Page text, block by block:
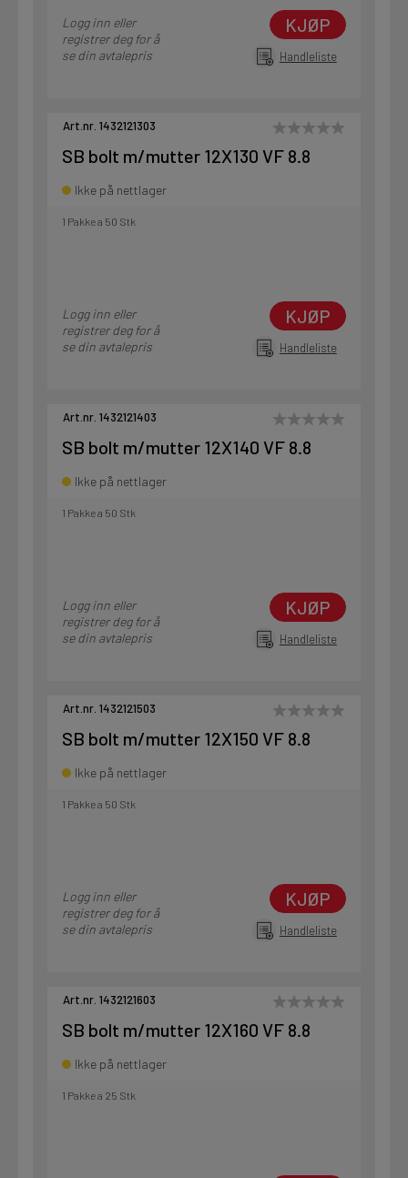
Logg inn eller
registrer deg for å
se din avtalepris
KJØP
Handleliste
Art.nr. 1432121303
SB bolt m/mutter 12X130 VF 8.8
Ikke på nettlager
1 Pakke a 50 Stk
Logg inn eller
registrer deg for å
se din avtalepris
KJØP
Handleliste
Art.nr. 1432121403
SB bolt m/mutter 12X140 VF 8.8
Ikke på nettlager
1 Pakke a 50 Stk
Logg inn eller
registrer deg for å
se din avtalepris
KJØP
Handleliste
Art.nr. 1432121503
SB bolt m/mutter 12X150 VF 8.8
Ikke på nettlager
1 Pakke a 50 Stk
Logg inn eller
registrer deg for å
se din avtalepris
KJØP
Handleliste
Art.nr. 1432121603
SB bolt m/mutter 12X160 VF 8.8
Ikke på nettlager
1 Pakke a 25 Stk